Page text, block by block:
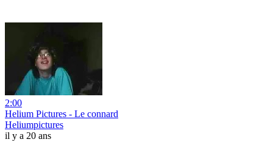
2:00
Helium Pictures - Le connard
Heliumpictures
il y a 20 ans